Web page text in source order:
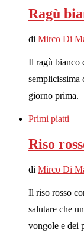
Ragù
di Mirco Di
Il ragù bianco
semplicissima
giorno prima.
Primi piatti
Riso
di Mirco Di
Il riso rosso
salutare che
vongole e dei